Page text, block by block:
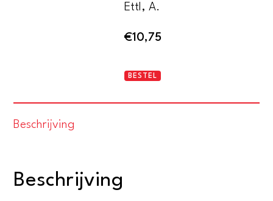
Ettl, A.
€10,75
Mythen
BESTEL
Beschrijving
Beschrijving